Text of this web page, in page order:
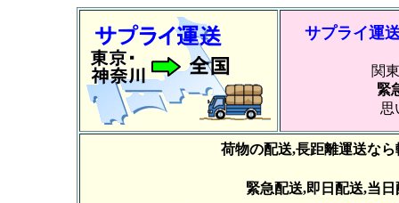
サプライ運
関
緊
思
荷物の配送,長距離運送な
緊急配送,即日配送,当